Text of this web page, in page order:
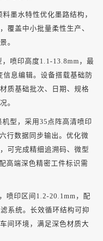
墨水特性优化墨路结构，
覆盖中小批量柔性生产、
。
喷印高度1.1-13.8mm，最
信息编辑。设备搭载基础防
质基础批次、日期、规格
。
型，采用35点阵高清喷印
行数据同步输出。优化微
可完成精细追溯码、微型
高端深色精密工件标识需
喷印区间1.2-20.1mm，配
系统。长效循环结构可抑
间环境，满足深色材质大